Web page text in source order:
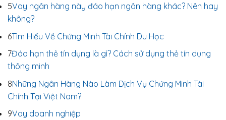
5Vay ngân hàng này đáo hạn ngân hàng khác? Nên hay
không?
6Tìm Hiểu Về Chứng Minh Tài Chính Du Học
7Đáo hạn thẻ tín dụng là gì? Cách sử dụng thẻ tín dụng
thông minh
8Những Ngân Hàng Nào Làm Dịch Vụ Chứng Minh Tài
Chính Tại Việt Nam?
9Vay doanh nghiệp